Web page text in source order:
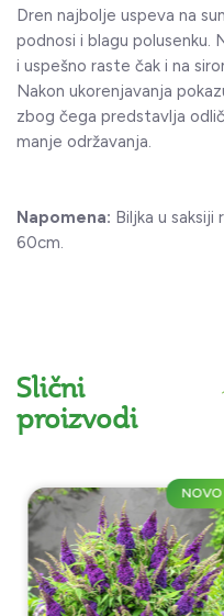
Dren najbolje uspeva na
podnosi i blagu
i uspešno raste čak i na
Nakon ukorenjavanja
zbog čega predstavlja
manje održavanja.
Napomena: Biljka u
60cm.
Slični
proizvodi
NOVO